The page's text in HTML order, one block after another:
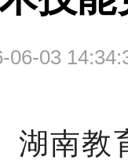
06-03
湖南教